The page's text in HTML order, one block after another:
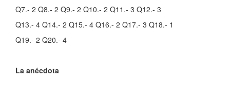
Q7.- 2 Q8.- 2 Q9.- 2 Q10.- 2 Q11.- 3 Q12.- 3
Q13.- 4 Q14.- 2 Q15.- 4 Q16.- 2 Q17.- 3 Q18.- 1
Q19.- 2 Q20.- 4
La anécdota